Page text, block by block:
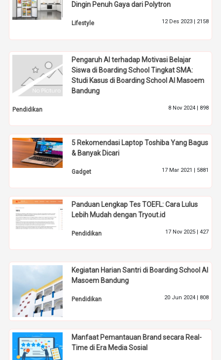
Dingin Penuh Gaya dari Polytron
Lifestyle 12 Des 2023 | 2158
Pengaruh AI terhadap Motivasi Belajar
Siswa di Boarding School Tingkat SMA:
Studi Kasus di Boarding School Al Masoem
Bandung
Pendidikan 8 Nov 2024 | 898
5 Rekomendasi Laptop Toshiba Yang Bagus
& Banyak Dicari
Gadget 17 Mar 2021 | 5881
Panduan Lengkap Tes TOEFL: Cara Lulus
Lebih Mudah dengan Tryout.id
Pendidikan 17 Nov 2025 | 427
Kegiatan Harian Santri di Boarding School Al
Masoem Bandung
Pendidikan 20 Jun 2024 | 808
Manfaat Pemantauan Brand secara Real-
Time di Era Media Sosial